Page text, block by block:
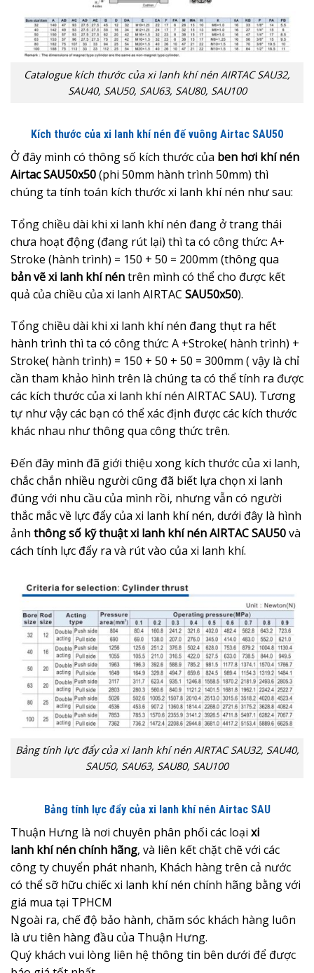
Catalogue kích thước của xi lanh khí nén AIRTAC SAU32,
SAU40, SAU50, SAU63, SAU80, SAU100
Kích thước của xi lanh khí nén đế vuông Airtac SAU50
Ở đây mình có thông số kích thước của ben hơi khí nén
Airtac SAU50x50(phi 50mm hành trình 50mm) thì
chúng ta tính toán kích thước xi lanh khí nén như sau:
Tổng chiều dài khi xi lanh khí nén đang ở trang thái
chưa hoạt động (đang rút lại) thì ta có công thức: A+
Stroke (hành trình) = 150 + 50 = 200mm (thông qua
bảnvẽ xi lanh khí néntrên mình có thể cho được kết
quả của chiều của xi lanh AIRTAC SAU50x50).
Tổng chiều dài khi xi lanh khí nén đang thụt ra hết
hành trình thì ta có công thức: A +Stroke( hành trình) +
Stroke( hành trình) = 150 + 50 + 50 = 300mm ( vậy là chỉ
cần tham khảo hình trên là chúng ta có thể tính ra được
các kích thước của xi lanh khí nén AIRTAC SAU). Tương
tự như vậy các bạn có thể xác định được các kích thước
khác nhau như thông qua công thức trên.
Đến đây mình đã giới thiệu xong kích thước của xi lanh,
chắc chắn nhiều người cũng đã biết lựa chọn xi lanh
đúng với nhu cầu của mình rồi, nhưng vẫn có người
thắc mắc về lực đẩy của xi lanh khí nén, dưới đây là hình
ảnh thông số kỹ thuật xi lanh khí nén AIRTAC SAU50và
cách tính lực đẩy ra và rút vào của xi lanh khí.
Bảng tính lực đẩy của xi lanh khí nén AIRTAC SAU32, SAU40,
SAU50, SAU63, SAU80, SAU100
Bảng tính lực đẩy của xi lanh khí nén Airtac SAU
Thuận Hưng là nơi chuyên phân phối các loại xi
lanh khí nén chính hãng, và liên kết chặt chẽ với các
công ty chuyển phát nhanh, Khách hàng trên cả nước
có thể sỡ hữu chiếc xi lanh khí nén chính hãng bằng với
giá mua tại TPHCM
Ngoài ra, chế độ bảo hành, chăm sóc khách hàng luôn
là ưu tiên hàng đầu của Thuận Hưng.
Quý khách vui lòng liên hệ thông tin bên dưới để được